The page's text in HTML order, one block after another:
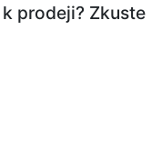
prodeji? Zkuste